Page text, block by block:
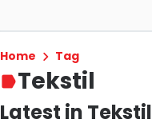
Home Tag
Tekstil
Latest in Tekstil